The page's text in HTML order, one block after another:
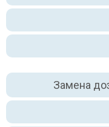
Замена